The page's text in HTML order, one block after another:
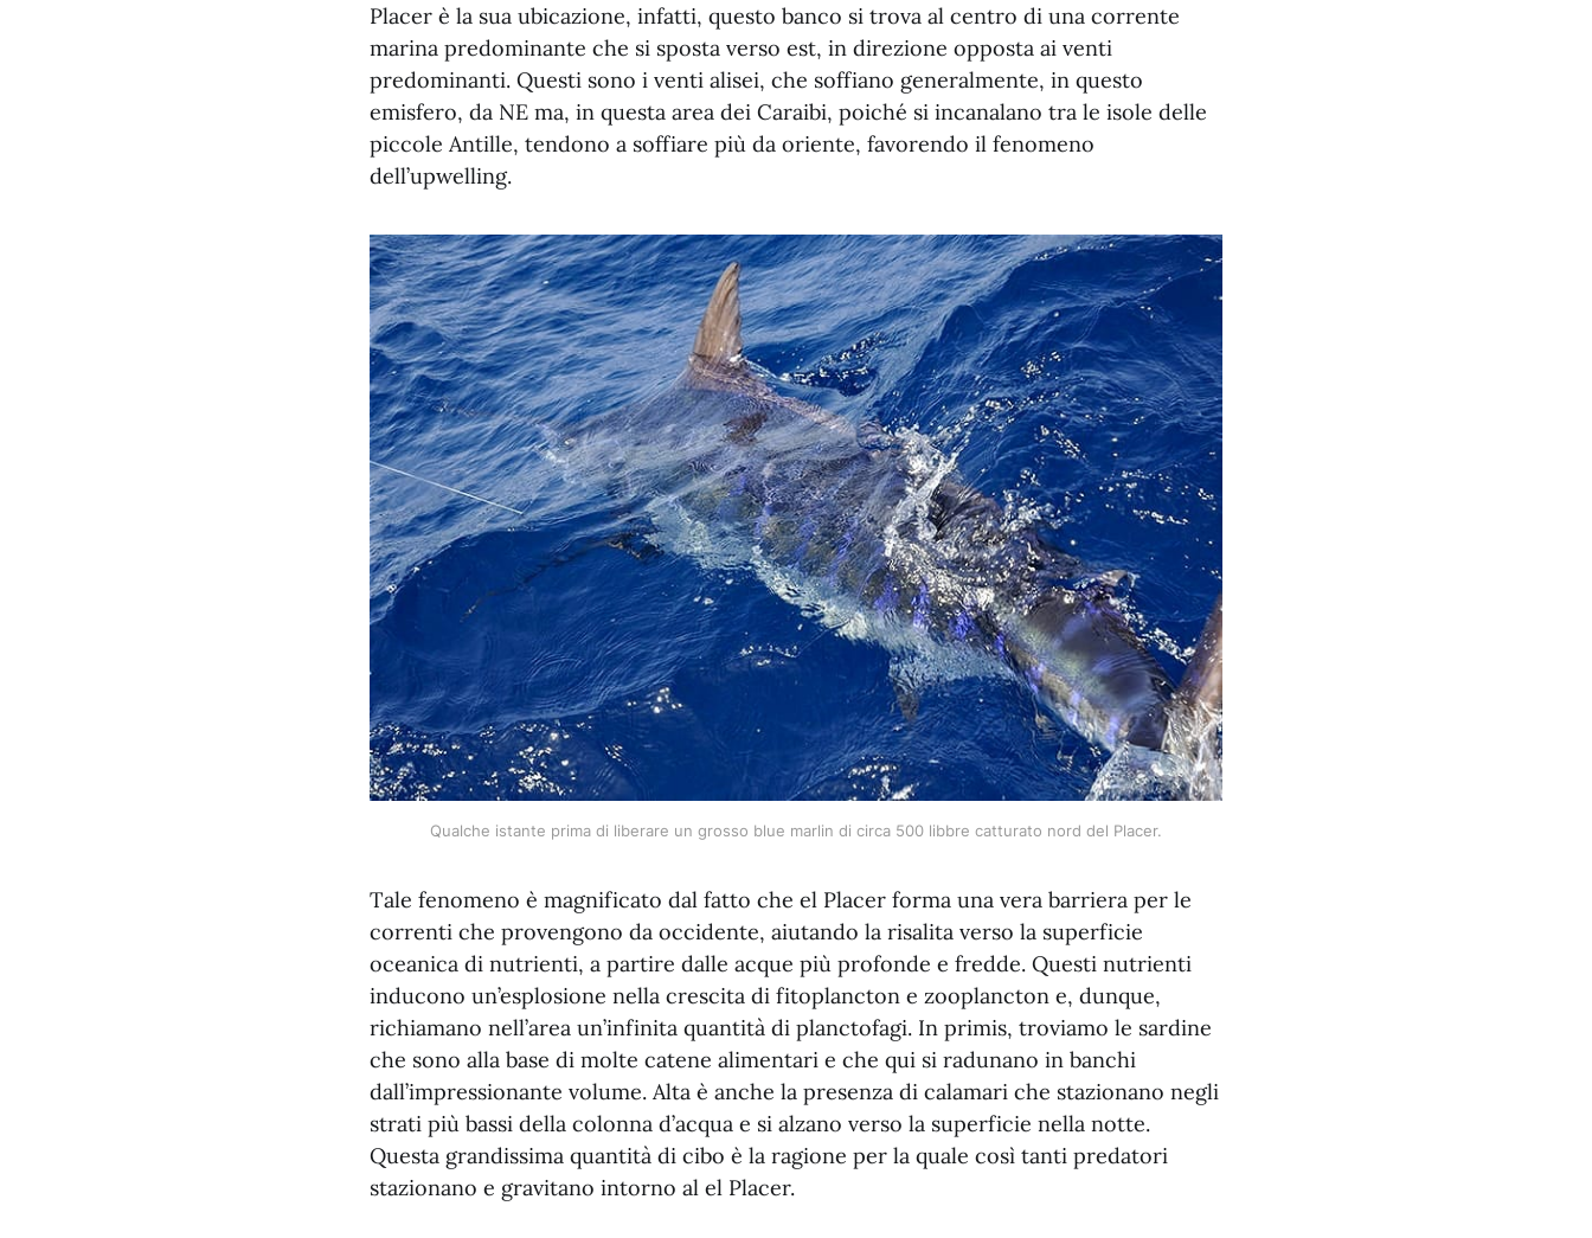
Placer è la sua ubicazione, infatti, questo banco si trova al centro di una corrente
marina predominante che si sposta verso est, in direzione opposta ai venti
predominanti. Questi sono i venti alisei, che soffiano generalmente, in questo
emisfero, da NE ma, in questa area dei Caraibi, poiché si incanalano tra le isole delle
piccole Antille, tendono a soffiare più da oriente, favorendo il fenomeno
dell’upwelling.
Qualche istante prima di liberare un grosso blue marlin di circa 500 libbre catturato nord del Placer.
Tale fenomeno è magnificato dal fatto che el Placer forma una vera barriera per le
correnti che provengono da occidente, aiutando la risalita verso la superficie
oceanica di nutrienti, a partire dalle acque più profonde e fredde. Questi nutrienti
inducono un’esplosione nella crescita di fitoplancton e zooplancton e, dunque,
richiamano nell’area un’infinita quantità di planctofagi. In primis, troviamo le sardine
che sono alla base di molte catene alimentari e che qui si radunano in banchi
dall’impressionante volume. Alta è anche la presenza di calamari che stazionano negli
strati più bassi della colonna d’acqua e si alzano verso la superficie nella notte.
Questa grandissima quantità di cibo è la ragione per la quale così tanti predatori
stazionano e gravitano intorno al el Placer.